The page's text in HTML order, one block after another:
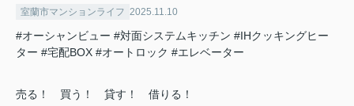
室蘭市マンションライフ 2025.11.10
#オーシャンビュー #対面システムキッチン #IHクッキングヒー
ター #宅配BOX #オートロック #エレベーター
売る！ 買う！ 貸す！ 借りる！